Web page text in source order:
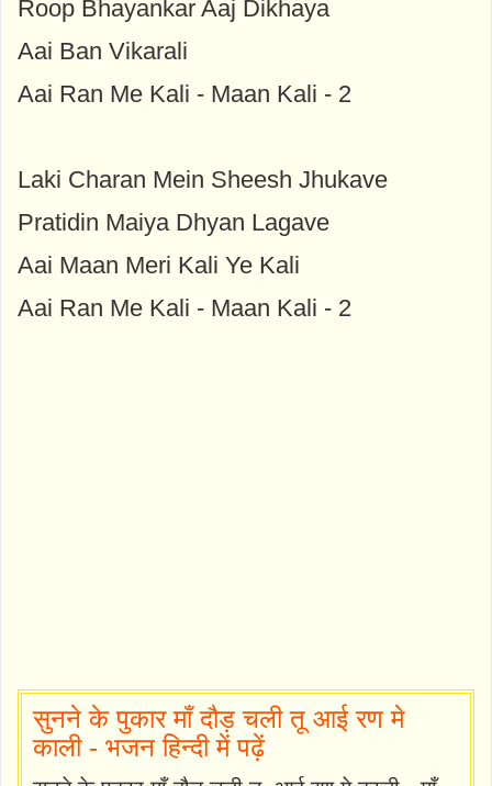
Roop Bhayankar Aaj Dikhaya
Aai Ban Vikarali
Aai Ran Me Kali - Maan Kali - 2
Laki Charan Mein Sheesh Jhukave
Pratidin Maiya Dhyan Lagave
Aai Maan Meri Kali Ye Kali
Aai Ran Me Kali - Maan Kali - 2
सुनने के पुकार माँ दौड़ चली तू आई रण मे
काली - भजन हिन्दी में पढ़ें